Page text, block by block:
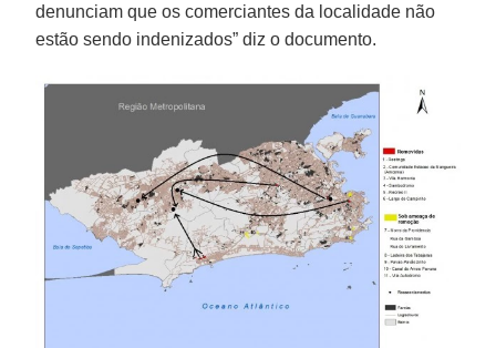
denunciam que os comerciantes da localidade não
estão sendo indenizados” diz o documento.